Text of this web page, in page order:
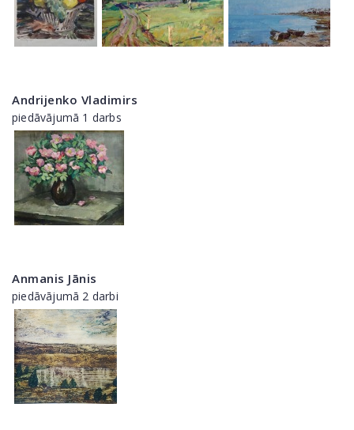
Andrijenko Vladimirs
piedāvājumā 1 darbs
Anmanis Jānis
piedāvājumā 2 darbi